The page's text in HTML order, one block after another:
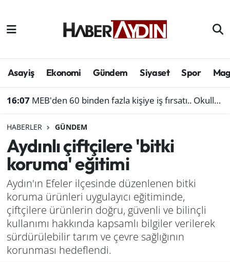
Asayiş Ekonomi Gündem Siyaset Spor
16:07 MEB'den 60 binden fazla kişiye iş fırsatı.. Okullara personel alınacak
HABERLER GÜNDEM
Aydınlı çiftçilere 'bitki
koruma' eğitimi
Aydın'ın Efeler ilçesinde düzenlenen bitki
koruma ürünleri uygulayıcı eğitiminde,
çiftçilere ürünlerin doğru, güvenli ve bilinçli
kullanımı hakkında kapsamlı bilgiler verilerek
sürdürülebilir tarım ve çevre sağlığının
korunması hedeflendi.
Afyonkarahisar
Çevre
Genel
Haber
Izmir
Kütahya
Manisa
Aydın Hava Durumu
Süper Lig Puan Durumu ve Fikstür
Son Dakika Haberleri
Haber Arşivi